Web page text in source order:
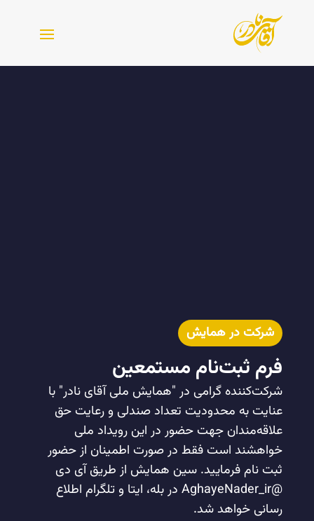
شرکت در همایش
فرم ثبت‌نام مستمعین
شرکت‌کننده گرامی در "همایش ملی آقای نادر" با
عنایت به محدودیت تعداد صندلی و رعایت حق
علاقه‌مندان جهت حضور در این رویداد ملی
خواهشند است فقط در صورت اطمینان از حضور
ثبت نام فرمایید. سین همایش از طریق آی دی
@AghayeNader_ir در بله، ایتا و تلگرام اطلاع
رسانی خواهد شد.